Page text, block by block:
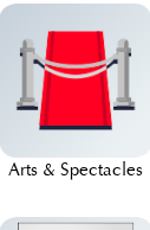
Arts & Spectacles